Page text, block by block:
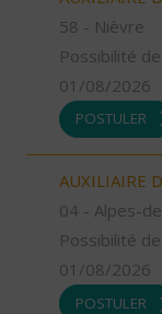
58 - Nièvre
Possibilité
01/08/2026
POSTULER
AUXILIAIRE
04 - Alpes-
Possibilité
01/08/2026
POSTULER